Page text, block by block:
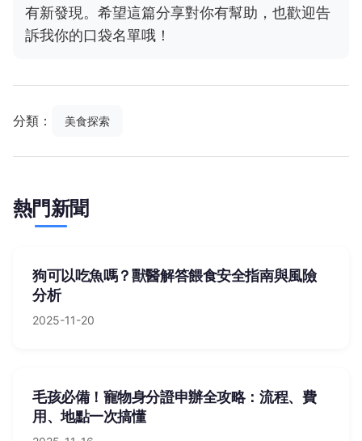
有新發現。希望這篇分享對你有幫助，也歡迎告
訴我你的口袋名單哦！
分類： 美食探索
熱門新聞
狗可以吃魚嗎？獸醫解答餵食安全指南與風險
分析
2025-11-20
毛孩必備！寵物身分證申辦全攻略：流程、費
用、地點一次搞懂